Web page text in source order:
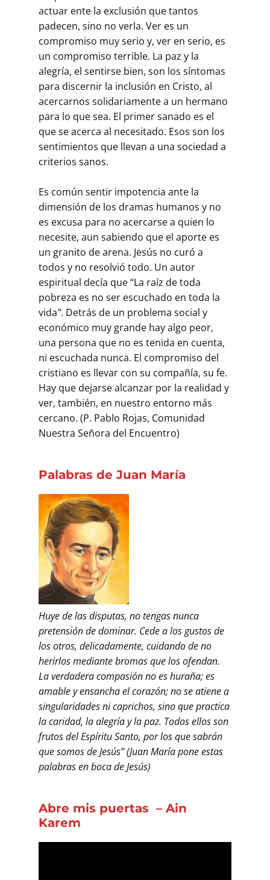
actuar ente la exclusión que tantos
padecen, sino no verla. Ver es un
compromiso muy serio y, ver en serio, es
un compromiso terrible. La paz y la
alegría, el sentirse bien, son los síntomas
para discernir la inclusión en Cristo, al
acercarnos solidariamente a un hermano
para lo que sea. El primer sanado es el
que se acerca al necesitado. Esos son los
sentimientos que llevan a una sociedad a
criterios sanos.
Es común sentir impotencia ante la
dimensión de los dramas humanos y no
es excusa para no acercarse a quien lo
necesite, aun sabiendo que el aporte es
un granito de arena. Jesús no curó a
todos y no resolvió todo. Un autor
espiritual decía que “La raíz de toda
pobreza es no ser escuchado en toda la
vida”. Detrás de un problema social y
económico muy grande hay algo peor,
una persona que no es tenida en cuenta,
ni escuchada nunca. El compromiso del
cristiano es llevar con su compañía, su fe.
Hay que dejarse alcanzar por la realidad y
ver, también, en nuestro entorno más
cercano. (P. Pablo Rojas, Comunidad
Nuestra Señora del Encuentro)
Palabras de Juan María
Huye de las disputas, no tengas nunca
pretensión de dominar. Cede a los gustos de
los otros, delicadamente, cuidando de no
herirlos mediante bromas que los ofendan.
La verdadera compasión no es huraña; es
amable y ensancha el corazón; no se atiene a
singularidades ni caprichos, sino que practica
la caridad, la alegría y la paz. Todos ellos son
frutos del Espíritu Santo, por los que sabrán
que somos de Jesús” (Juan María pone estas
palabras en boca de Jesús)
Abre mis puertas – Ain
Karem